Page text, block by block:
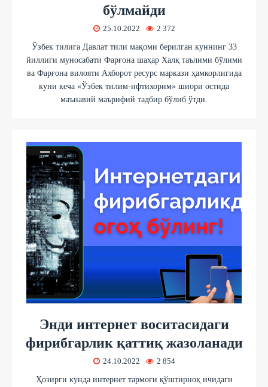
бўлмайди
25.10.2022 2 372
Ўзбек тилига Давлат тили мақоми берилган куннинг 33
йиллиги муносабати Фарғона шаҳар Халқ таълими бўлими
ва Фарғона вилояти Ахборот ресурс маркази ҳамкорлигида
куни кеча «Ўзбек тилим-ифтихорим» шиори остида
маънавий маърифий тадбир бўлиб ўтди.
Энди интернет воситасидаги
фирибгарлик қаттиқ жазоланади
24.10.2022 2 854
Ҳозирги кунда интернет тармоғи қўштирноқ ичидаги